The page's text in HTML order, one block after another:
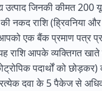
उत्पाद जिनकी कीमत 200
राशि (ह्रिवनिया और
एक बैंक प्रमाण पत्र
राशि आपके व्यक्तिगत
पदार्थों को छोड़कर)
प्रत्येक दवा के 5 पैकेज से